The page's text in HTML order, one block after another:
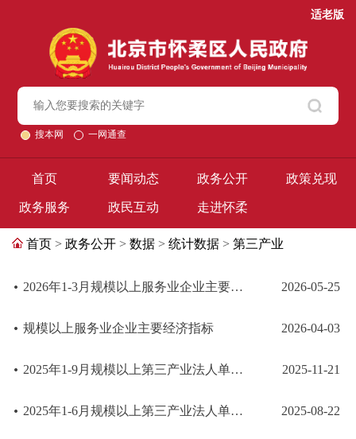
适老版
搜本网 一网通查
首页 要闻动态 政务公开 政策兑现
政务服务 政民互动 走进怀柔
首页 > 政务公开 > 数据 > 统计数据 > 第三产业
2026年1-3月规模以上服务业企业主要经济指标 2026-05-25
规模以上服务业企业主要经济指标 2026-04-03
2025年1-9月规模以上第三产业法人单位主要经济指标 2025-11-21
2025年1-6月规模以上第三产业法人单位主要经济指标 2025-08-22